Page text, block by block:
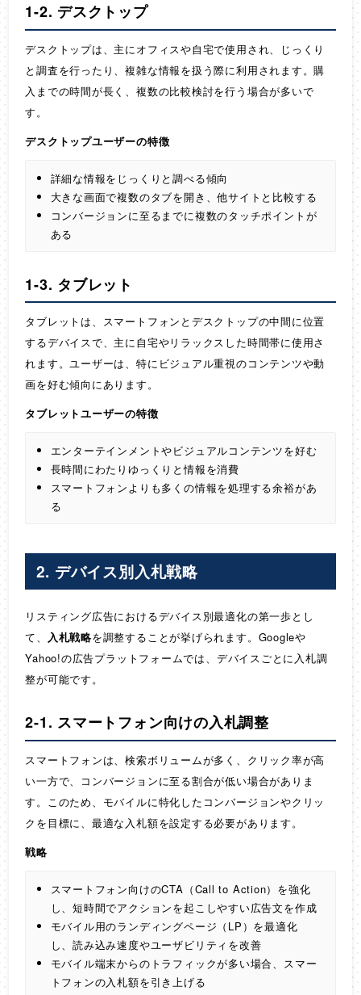
1-2. デスクトップ
デスクトップは、主にオフィスや自宅で使用され、じっくり
と調査を行ったり、複雑な情報を扱う際に利用されます。購
入までの時間が長く、複数の比較検討を行う場合が多いで
す。
デスクトップユーザーの特徴
詳細な情報をじっくりと調べる傾向
大きな画面で複数のタブを開き、他サイトと比較する
コンバージョンに至るまでに複数のタッチポイントが
ある
1-3. タブレット
タブレットは、スマートフォンとデスクトップの中間に位置
するデバイスで、主に自宅やリラックスした時間帯に使用さ
れます。ユーザーは、特にビジュアル重視のコンテンツや動
画を好む傾向にあります。
タブレットユーザーの特徴
エンターテインメントやビジュアルコンテンツを好む
長時間にわたりゆっくりと情報を消費
スマートフォンよりも多くの情報を処理する余裕があ
る
2. デバイス別入札戦略
リスティング広告におけるデバイス別最適化の第一歩とし
て、 入札戦略を調整することが挙げられます。Googleや
Yahoo!の広告プラットフォームでは、デバイスごとに入札調
整が可能です。
2-1. スマートフォン向けの入札調整
スマートフォンは、検索ボリュームが多く、クリック率が高
い一方で、コンバージョンに至る割合が低い場合がありま
す。このため、モバイルに特化したコンバージョンやクリッ
クを目標に、最適な入札額を設定する必要があります。
戦略
スマートフォン向けのCTA（Call to Action）を強化
し、短時間でアクションを起こしやすい広告文を作成
モバイル用のランディングページ（LP）を最適化
し、読み込み速度やユーザビリティを改善
モバイル端末からのトラフィックが多い場合、スマー
トフォンの入札額を引き上げる